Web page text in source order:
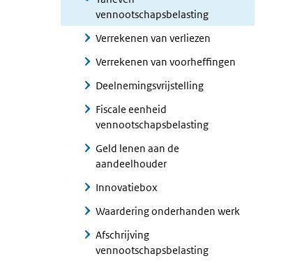
vennootschapsbelasting
Verrekenen van verliezen
Verrekenen van voorheffingen
Deelnemingsvrijstelling
Fiscale eenheid
vennootschapsbelasting
Geld lenen aan de
aandeelhouder
Innovatiebox
Waardering onderhanden werk
Afschrijving
vennootschapsbelasting